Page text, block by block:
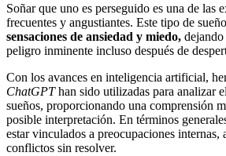
Soñar que uno es perseguido es una de las
frecuentes y angustiantes. Este tipo de sueño
sensaciones de ansiedad y miedo,
peligro inminente incluso después de
Con los avances en inteligencia artificial,
ChatGPThan sido utilizadas para analizar
sueños, proporcionando una comprensión
posible interpretación. En términos
estar vinculados a preocupaciones internas,
conflictos sin resolver.